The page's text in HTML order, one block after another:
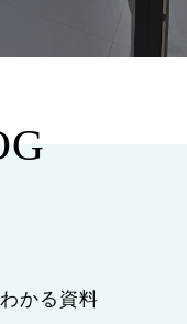
かる資料